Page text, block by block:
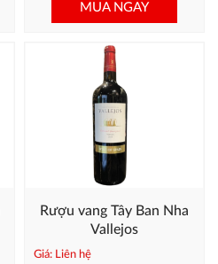
MUA NGAY
Rượu vang Tây Ban Nha
Vallejos
Giá: Liên hệ